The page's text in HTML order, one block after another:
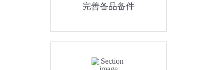
完善备品备件